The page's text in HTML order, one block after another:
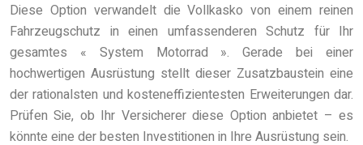
Diese Option verwandelt die Vollkasko von einem reinen
Fahrzeugschutz in einen umfassenderen Schutz für Ihr
gesamtes « System Motorrad ». Gerade bei einer
hochwertigen Ausrüstung stellt dieser Zusatzbaustein eine
der rationalsten und kosteneffizientesten Erweiterungen dar.
Prüfen Sie, ob Ihr Versicherer diese Option anbietet – es
könnte eine der besten Investitionen in Ihre Ausrüstung sein.